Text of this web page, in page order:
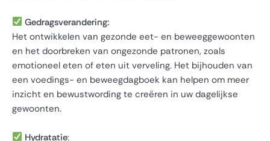
Gedragsverandering:
Het ontwikkelen van gezonde eet- en beweeggewoonten
en het doorbreken van ongezonde patronen, zoals
emotioneel eten of eten uit verveling. Het bijhouden van
een voedings- en beweegdagboek kan helpen om meer
inzicht en bewustwording te creëren in uw dagelijkse
gewoonten.
Hydratatie: